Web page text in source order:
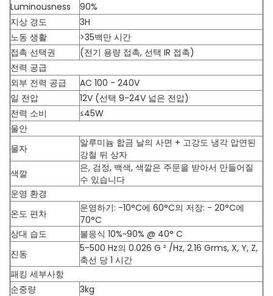
Luminousness
90%
지상 경도
3H
노동 생활
>35백만 시간
접촉 선택권
(전기 용량 접촉, 선택 IR 접촉)
전력 공급
외부 전력 공급
AC 100 - 240V
일 전압
12V (선택 9-24V 넓은 전압)
전력 소비
≤45W
울안
물자
알루미늄 합금 날의 사면 + 고강도 냉각 압연된
강철 뒤 상자
색깔
은, 검정, 백색, 색깔은 주문을 받아서 만들어질
수 있습니다
운영 환경
온도 편차
운영하기: -10°C에 60°C의 저장: - 20°C에
70°C
상대 습도
불응식 10%~90% @ 40° C
진동
5-500 Hz의 0.026 G ² /Hz, 2.16 Grms, X, Y, Z,
축선 당 1 시간
패킹 세부사항
순중량
3kg